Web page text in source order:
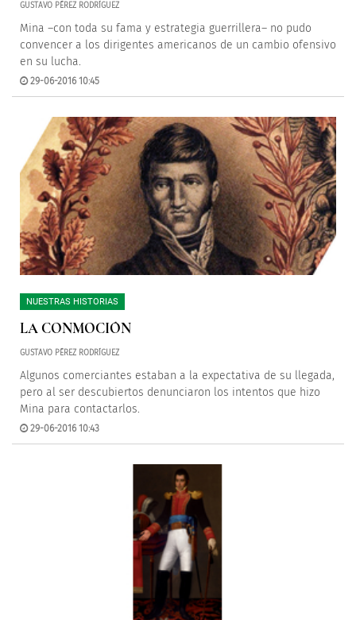
GUSTAVO PÉREZ RODRÍGUEZ
Mina –con toda su fama y estrategia guerrillera– no pudo
convencer a los dirigentes americanos de un cambio ofensivo
en su lucha.
29-06-2016 10:45
NUESTRAS HISTORIAS
LA CONMOCIÓN
GUSTAVO PÉREZ RODRÍGUEZ
Algunos comerciantes estaban a la expectativa de su llegada,
pero al ser descubiertos denunciaron los intentos que hizo
Mina para contactarlos.
29-06-2016 10:43